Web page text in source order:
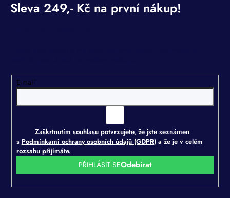
E-mail
Zaškrtnutím souhlasu potvrzujete, že jste seznámen
s Podmínkami ochrany osobních údajů (GDPR)a že je v celém
rozsahu přijímáte.
PŘIHLÁSIT SE